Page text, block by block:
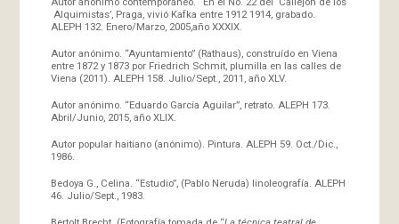
Alquimistas’, Praga, vivió Kafka entre 1912 1914, grabado.
ALEPH 132. Enero/Marzo, 2005,año XXXIX.
Autor anónimo. “Ayuntamiento” (Rathaus), construído en Viena
entre 1872 y 1873 por Friedrich Schmit, plumilla en las calles de
Viena (2011). ALEPH 158. Julio/Sept., 2011, año XLV.
Autor anónimo. “Eduardo García Aguilar”, retrato. ALEPH 173.
Abril/Junio, 2015, año XLIX.
Autor popular haitiano (anónimo). Pintura. ALEPH 59. Oct./Dic.,
1986.
Bedoya G., Celina. “Estudio”, (Pablo Neruda) linoleografía. ALEPH
46. Julio/Sept., 1983.